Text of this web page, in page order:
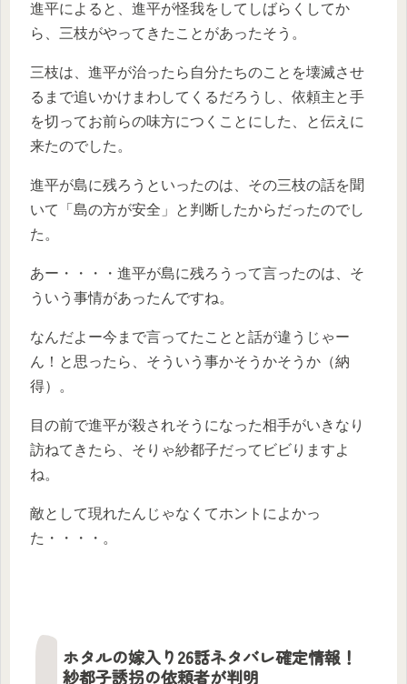
進平によると、進平が怪我をしてしばらくしてか
ら、三枝がやってきたことがあったそう。
三枝は、進平が治ったら自分たちのことを壊滅させ
るまで追いかけまわしてくるだろうし、依頼主と手
を切ってお前らの味方につくことにした、と伝えに
来たのでした。
進平が島に残ろうといったのは、その三枝の話を聞
いて「島の方が安全」と判断したからだったのでし
た。
あー・・・・進平が島に残ろうって言ったのは、そ
ういう事情があったんですね。
なんだよー今まで言ってたことと話が違うじゃー
ん！と思ったら、そういう事かそうかそうか（納
得）。
目の前で進平が殺されそうになった相手がいきなり
訪ねてきたら、そりゃ紗都子だってビビりますよ
ね。
敵として現れたんじゃなくてホントによかっ
た・・・・。
ホタルの嫁入り26話ネタバレ確定情報！
紗都子誘拐の依頼者が判明